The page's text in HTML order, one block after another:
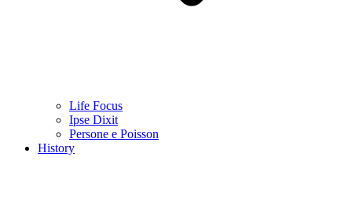
Life Focus
Ipse Dixit
Persone e Poisson
History